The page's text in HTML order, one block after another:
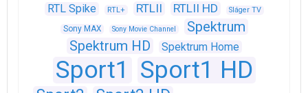
RTL Spike RTL+ RTLII RTLII HD Sláger TV
Sony MAX Sony Movie Channel
Spektrum
Spektrum HD
Spektrum Home
Sport1 Sport1 HD